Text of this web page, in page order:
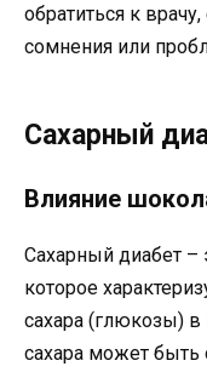
обратиться к
сомнения или
Сахарный
Влияние
Сахарный диабет –
которое
сахара (глюкозы)
сахара может